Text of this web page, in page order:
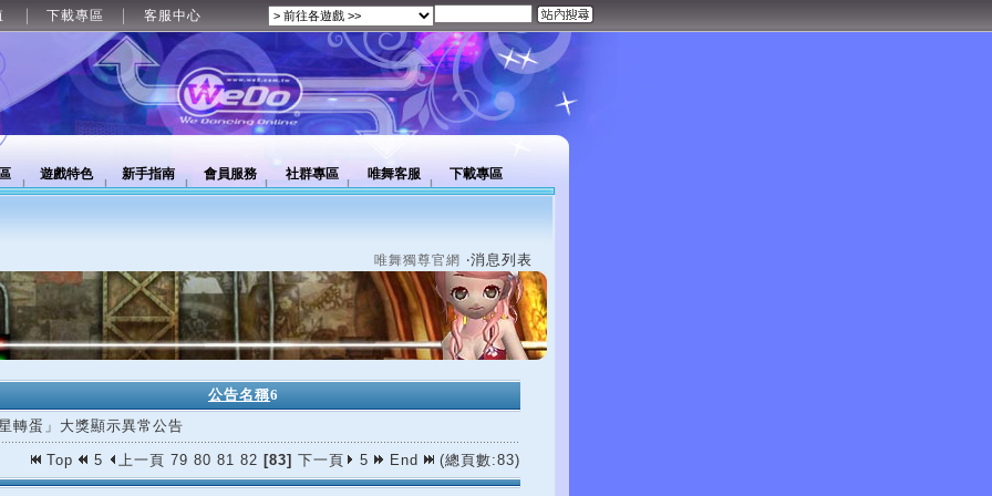
下載專區 客服中心
遊戲特色 新手指南 會員服務 社群專區 唯舞客服 下載專區
唯舞獨尊官網 ‧消息列表
公告名稱6
轉蛋」大獎顯示異常公告
Top 5 上一頁 79 80 81 82 [83] 下一頁 5 End (總頁數:83)